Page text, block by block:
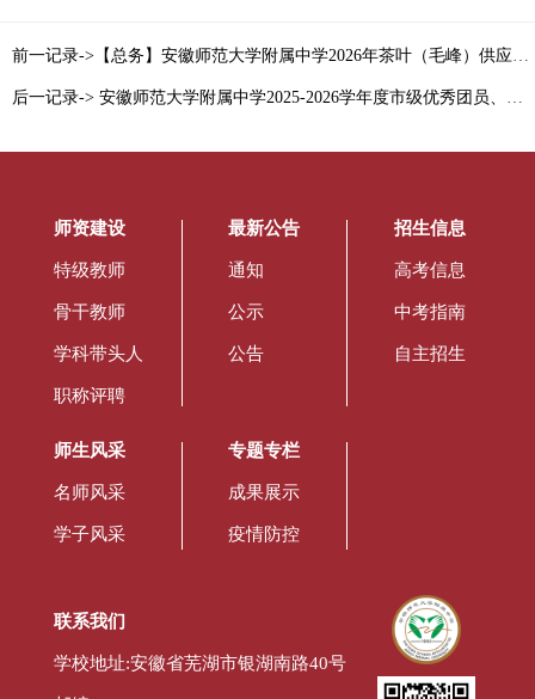
前一记录->【总务】安徽师范大学附属中学2026年茶叶（毛峰）供应商确认公示
后一记录-> 安徽师范大学附属中学2025-2026学年度市级优秀团员、优秀团干、先进团支部公示
师资建设
特级教师
骨干教师
学科带头人
职称评聘
最新公告
通知
公示
公告
招生信息
高考信息
中考指南
自主招生
师生风采
名师风采
学子风采
专题专栏
成果展示
疫情防控
联系我们
学校地址:安徽省芜湖市银湖南路40号